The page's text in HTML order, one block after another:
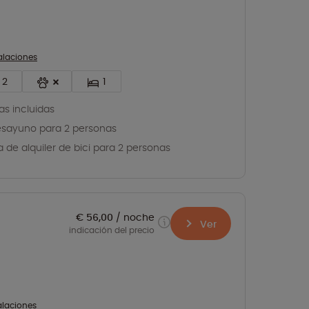
2
1
incluidas
para 2 personas
de alquiler de bici para 2 personas
€ 56,00 noche
indicación del precio Ver